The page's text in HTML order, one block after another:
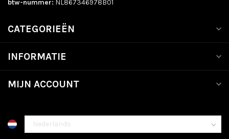
btw-nummer: NL867346978B01
CATEGORIEËN
INFORMATIE
MIJN ACCOUNT